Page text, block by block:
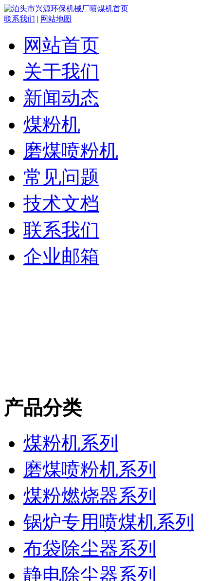
联系我们 | 网站地图
网站首页
关于我们
新闻动态
煤粉机
磨煤喷粉机
常见问题
技术文档
联系我们
企业邮箱
产品分类
煤粉机系列
磨煤喷粉机系列
煤粉燃烧器系列
锅炉专用喷煤机系列
布袋除尘器系列
静电除尘器系列